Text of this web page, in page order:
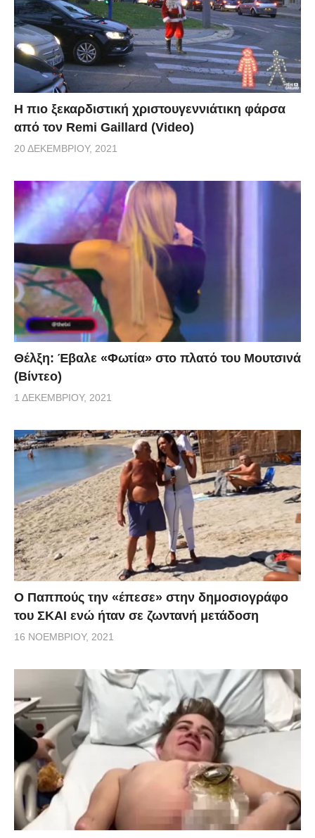
Η πιο ξεκαρδιστική χριστουγεννιάτικη φάρσα
από τον Remi Gaillard (Video)
20 ΔΕΚΕΜΒΡΊΟΥ, 2021
Θέλξη: Έβαλε «Φωτία» στο πλατό του Μουτσινά
(Βίντεο)
1 ΔΕΚΕΜΒΡΊΟΥ, 2021
Ο Παππούς την «έπεσε» στην δημοσιογράφο
του ΣΚΑΙ ενώ ήταν σε ζωντανή μετάδοση
16 ΝΟΕΜΒΡΊΟΥ, 2021